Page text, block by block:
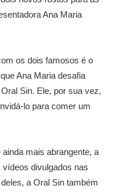
Ana Maria
os dois famosos é o
Ana Maria desafia
Sin. Ele, por sua vez,
lo para comer um
mais abrangente, a
divulgados nas
a Oral Sin também